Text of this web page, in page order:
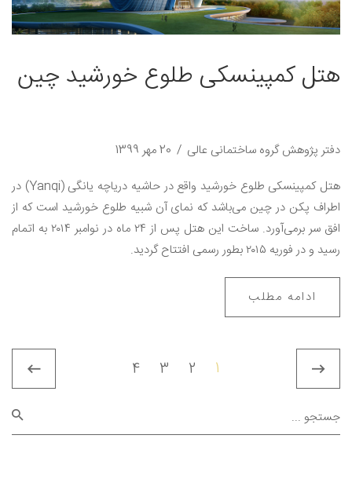
هتل کمپینسکی طلوع خورشید چین
دفتر پژوهش گروه ساختمانی عالی
20 مهر 1399
هتل کمپینسکی طلوع خورشید واقع در حاشیه دریاچه یانگی (Yanqi) در
اطراف پکن در چین می‌باشد که نمای آن شبیه طلوع خورشید است که از
افق سر برمی‌آورد. ساخت این هتل پس از ۲۴ ماه در نوامبر ۲۰۱۴ به اتمام
رسید و در فوریه ۲۰۱۵ بطور رسمی افتتاح گردید.
ادامه مطلب
1
2
3
4